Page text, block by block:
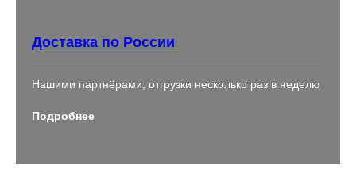
Доставка по России
Нашими партнёрами, отгрузки несколько раз в неделю
Подробнее